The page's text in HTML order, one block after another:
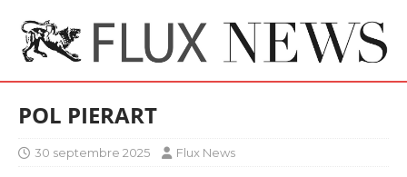
POL PIERART
30 septembre 2025 Flux News